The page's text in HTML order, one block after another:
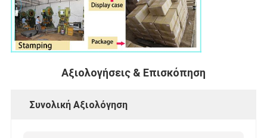
Αξιολογήσεις & Επισκόπηση
Συνολική Αξιολόγηση